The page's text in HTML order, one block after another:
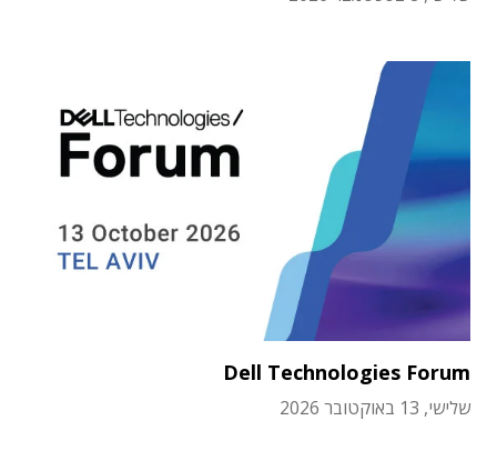
Dell Technologies Forum
שלישי, 13 באוקטובר 2026